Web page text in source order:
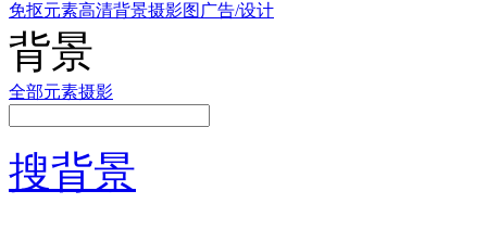
免抠元素高清背景摄影图 广告/设计
背景
全部元素摄影
搜背景